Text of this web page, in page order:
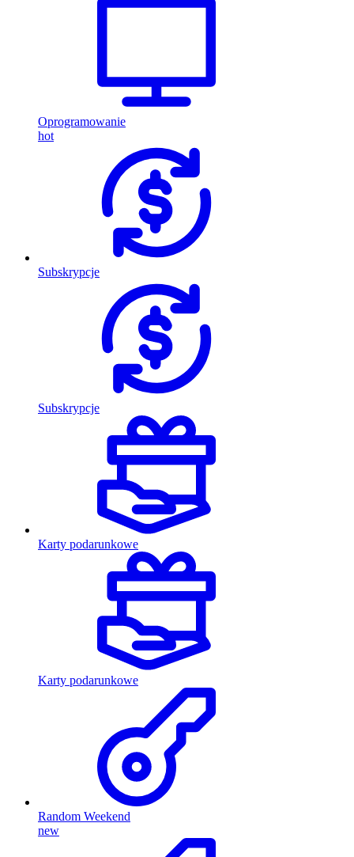
Oprogramowanie
hot
Subskrypcje
Subskrypcje
Karty podarunkowe
Karty podarunkowe
Random Weekend
new